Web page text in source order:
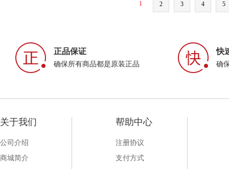
1 2 3 4 5
正品保证
确保所有商品都是原装正品
快
确
关于我们
公司介绍
商城简介
帮助中心
注册协议
支付方式